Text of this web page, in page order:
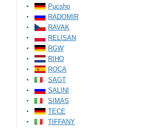
Pucsho
RADOMIR
RAVAK
RELISAN
RGW
RIHO
ROCA
SAGT
SALINI
SIMAS
TECE
TIFFANY